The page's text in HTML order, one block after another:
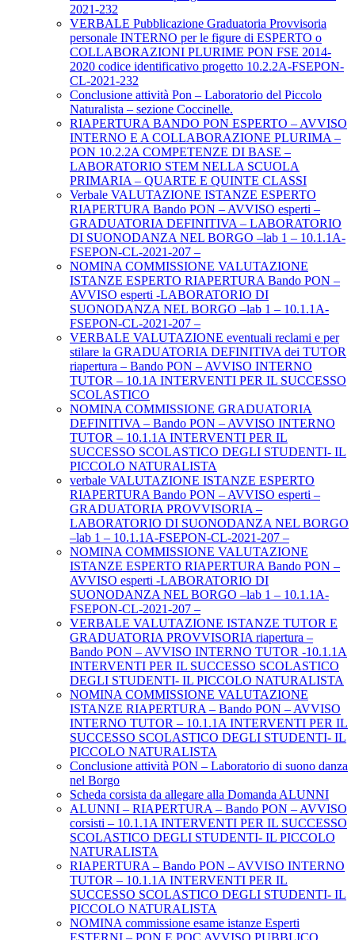
2021-232
VERBALE Pubblicazione Graduatoria Provvisoria
personale INTERNO per le figure di ESPERTO o
COLLABORAZIONI PLURIME PON FSE 2014-
2020 codice identificativo progetto 10.2.2A-FSEPON-
CL-2021-232
Conclusione attività Pon – Laboratorio del Piccolo
Naturalista – sezione Coccinelle.
RIAPERTURA BANDO PON ESPERTO – AVVISO
INTERNO E A COLLABORAZIONE PLURIMA –
PON 10.2.2A COMPETENZE DI BASE –
LABORATORIO STEM NELLA SCUOLA
PRIMARIA – QUARTE E QUINTE CLASSI
Verbale VALUTAZIONE ISTANZE ESPERTO
RIAPERTURA Bando PON – AVVISO esperti –
GRADUATORIA DEFINITIVA – LABORATORIO
DI SUONODANZA NEL BORGO –lab 1 – 10.1.1A-
FSEPON-CL-2021-207 –
NOMINA COMMISSIONE VALUTAZIONE
ISTANZE ESPERTO RIAPERTURA Bando PON –
AVVISO esperti -LABORATORIO DI
SUONODANZA NEL BORGO –lab 1 – 10.1.1A-
FSEPON-CL-2021-207 –
VERBALE VALUTAZIONE eventuali reclami e per
stilare la GRADUATORIA DEFINITIVA dei TUTOR
riapertura – Bando PON – AVVISO INTERNO
TUTOR – 10.1A INTERVENTI PER IL SUCCESSO
SCOLASTICO
NOMINA COMMISSIONE GRADUATORIA
DEFINITIVA – Bando PON – AVVISO INTERNO
TUTOR – 10.1.1A INTERVENTI PER IL
SUCCESSO SCOLASTICO DEGLI STUDENTI- IL
PICCOLO NATURALISTA
verbale VALUTAZIONE ISTANZE ESPERTO
RIAPERTURA Bando PON – AVVISO esperti –
GRADUATORIA PROVVISORIA –
LABORATORIO DI SUONODANZA NEL BORGO
–lab 1 – 10.1.1A-FSEPON-CL-2021-207 –
NOMINA COMMISSIONE VALUTAZIONE
ISTANZE ESPERTO RIAPERTURA Bando PON –
AVVISO esperti -LABORATORIO DI
SUONODANZA NEL BORGO –lab 1 – 10.1.1A-
FSEPON-CL-2021-207 –
VERBALE VALUTAZIONE ISTANZE TUTOR E
GRADUATORIA PROVVISORIA riapertura –
Bando PON – AVVISO INTERNO TUTOR -10.1.1A
INTERVENTI PER IL SUCCESSO SCOLASTICO
DEGLI STUDENTI- IL PICCOLO NATURALISTA
NOMINA COMMISSIONE VALUTAZIONE
ISTANZE RIAPERTURA – Bando PON – AVVISO
INTERNO TUTOR – 10.1.1A INTERVENTI PER IL
SUCCESSO SCOLASTICO DEGLI STUDENTI- IL
PICCOLO NATURALISTA
Conclusione attività PON – Laboratorio di suono danza
nel Borgo
Scheda corsista da allegare alla Domanda ALUNNI
ALUNNI – RIAPERTURA – Bando PON – AVVISO
corsisti – 10.1.1A INTERVENTI PER IL SUCCESSO
SCOLASTICO DEGLI STUDENTI- IL PICCOLO
NATURALISTA
RIAPERTURA – Bando PON – AVVISO INTERNO
TUTOR – 10.1.1A INTERVENTI PER IL
SUCCESSO SCOLASTICO DEGLI STUDENTI- IL
PICCOLO NATURALISTA
NOMINA commissione esame istanze Esperti